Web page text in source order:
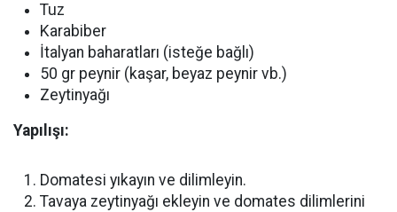
Tuz
Karabiber
İtalyan baharatları (isteğe bağlı)
50 gr peynir (kaşar, beyaz peynir vb.)
Zeytinyağı
Yapılışı:
Domatesi yıkayın ve dilimleyin.
Tavaya zeytinyağı ekleyin ve domates dilimlerini